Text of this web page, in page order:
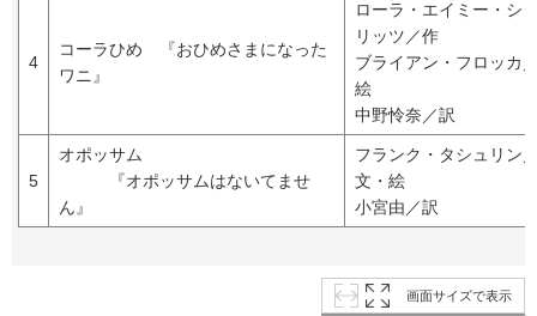
4
コーラひめ 『おひめさまになった
ワニ』
ローラ・エイミー・シ
リッツ／作
ブライアン・フロッカ
絵
中野怜奈／訳
5
オポッサム
『オポッサムはないてませ
ん』
フランク・タシュリン
文・絵
小宮由／訳
画面サイズで表示